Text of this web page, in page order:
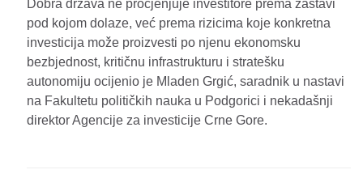
Dobra država ne procjenjuje investitore prema zastavi
pod kojom dolaze, već prema rizicima koje konkretna
investicija može proizvesti po njenu ekonomsku
bezbjednost, kritičnu infrastrukturu i stratešku
autonomiju ocijenio je Mladen Grgić, saradnik u nastavi
na Fakultetu političkih nauka u Podgorici i nekadašnji
direktor Agencije za investicije Crne Gore.